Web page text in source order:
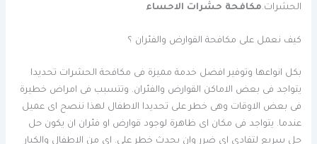
الحشرات.مكافحة حشرات الاحساء
كيف نعمل على مكافحة القوارض والفئران ؟
بكل انواعها وتوفير افضل خدمة مميزة فى مكافحة الحشرات تحديدا
يتواجد فى بعض الاماكن القوارض والفئران. وتتسبب فى امراض خطيرة
فى بعض الاوقات وهى خطر على تحديدا الاطفال لهذا ننصح اى عميل
عندما. يتواجد فى مكان اى ظاهرة لوجود قوارض او فئران ان يكون حل
حل سريع لتفادى اى ضرر وان يحدث خطر على. اى من الاطفال والكبار